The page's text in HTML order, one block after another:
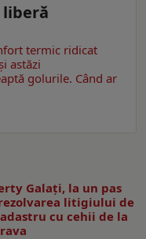
termic ridicat
astăzi
golurile. Când ar
Galați, la un pas
litigiului de
cu cehii de la